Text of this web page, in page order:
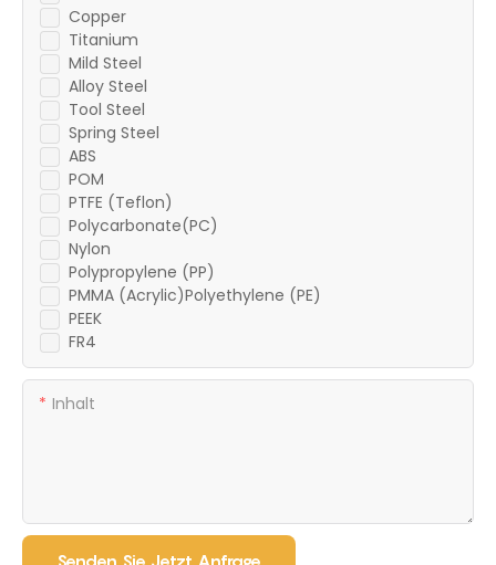
Copper
Titanium
Mild Steel
Alloy Steel
Tool Steel
Spring Steel
ABS
POM
PTFE (Teflon)
Polycarbonate(PC)
Nylon
Polypropylene (PP)
PMMA (Acrylic)Polyethylene (PE)
PEEK
FR4
Inhalt